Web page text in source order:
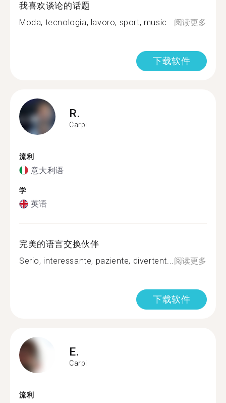
我喜欢谈论的话题
Moda, tecnologia, lavoro, sport, music...阅读更多
下载软件
R.
Carpi
流利
意大利语
学
英语
完美的语言交换伙伴
Serio, interessante, paziente, divertent...阅读更多
下载软件
E.
Carpi
流利